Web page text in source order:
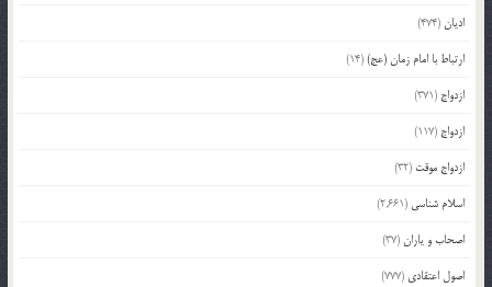
ادیان(474)
ارتباط با امام زمان (عج)(14)
ازدواج (371)
ازدواج (117)
ازدواج موقت (32)
اسلام شناسی (2,661)
اصحاب و یاران(37)
اصول اعتقادی (777)